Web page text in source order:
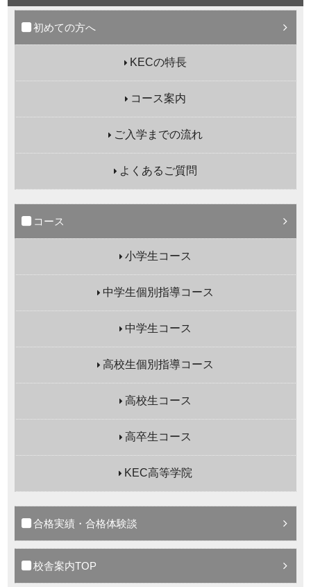
初めての方へ
KECの特長
コース案内
ご入学までの流れ
よくあるご質問
コース
小学生コース
中学生個別指導コース
中学生コース
高校生個別指導コース
高校生コース
高卒生コース
KEC高等学院
合格実績・合格体験談
校舎案内TOP